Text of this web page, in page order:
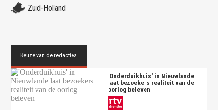
Zuid-Holland
'Onderduikhuis' in Nieuwlande
laat bezoekers realiteit van de
oorlog beleven